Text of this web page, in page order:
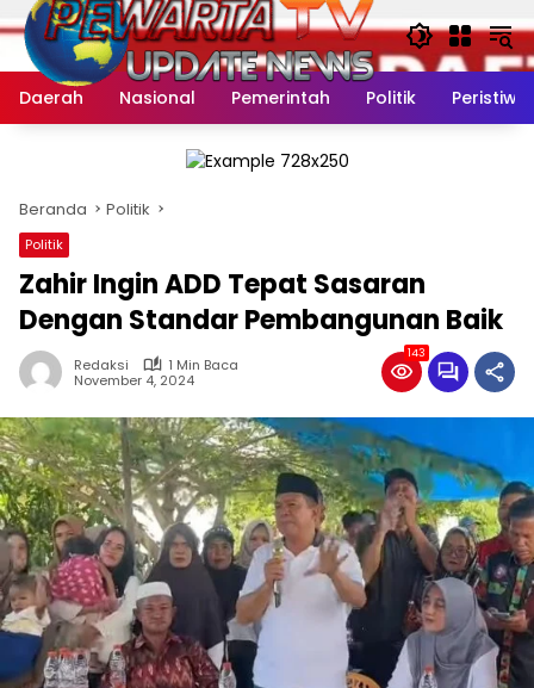
Langsung
ke
konten
Daerah
Nasional Pemerintah Politik Peristiwa
Beranda Politik
Politik
Zahir Ingin ADD Tepat Sasaran
Dengan Standar Pembangunan Baik
Redaksi
1 Min Baca
November 4, 2024
143